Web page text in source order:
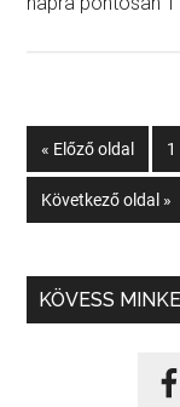
« Előző oldal 1
Következő oldal »
KÖVESS